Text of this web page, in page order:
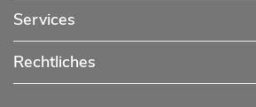
Services
Rechtliches